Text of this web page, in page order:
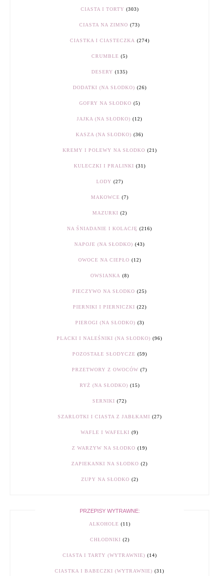
CIASTA I TORTY (303)
CIASTA NA ZIMNO (73)
CIASTKA I CIASTECZKA (274)
CRUMBLE (5)
DESERY (135)
DODATKI (NA SŁODKO) (26)
GOFRY NA SŁODKO (5)
JAJKA (NA SŁODKO) (12)
KASZA (NA SŁODKO) (36)
KREMY I POLEWY NA SŁODKO (21)
KULECZKI I PRALINKI (31)
LODY (27)
MAKOWCE (7)
MAZURKI (2)
NA ŚNIADANIE I KOLACJĘ (216)
NAPOJE (NA SŁODKO) (43)
OWOCE NA CIEPŁO (12)
OWSIANKA (8)
PIECZYWO NA SŁODKO (25)
PIERNIKI I PIERNICZKI (22)
PIEROGI (NA SŁODKO) (3)
PLACKI I NALEŚNIKI (NA SŁODKO) (96)
POZOSTAŁE SŁODYCZE (59)
PRZETWORY Z OWOCÓW (7)
RYŻ (NA SŁODKO) (15)
SERNIKI (72)
SZARLOTKI I CIASTA Z JABŁKAMI (27)
WAFLE I WAFELKI (9)
Z WARZYW NA SŁODKO (19)
ZAPIEKANKI NA SŁODKO (2)
ZUPY NA SŁODKO (2)
PRZEPISY WYTRAWNE:
ALKOHOLE (11)
CHŁODNIKI (2)
CIASTA I TARTY (WYTRAWNIE) (14)
CIASTKA I BABECZKI (WYTRAWNIE) (31)